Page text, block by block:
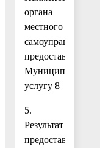
органа
местного
самоуправления,
предоставляющего
Муниципальную
услугу 8
5.
Результат
предоставления